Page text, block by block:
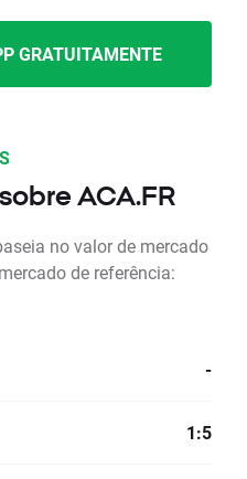
GRATUITAMENTE
ACA.FR
no valor de mercado
de referência:
-
1:5